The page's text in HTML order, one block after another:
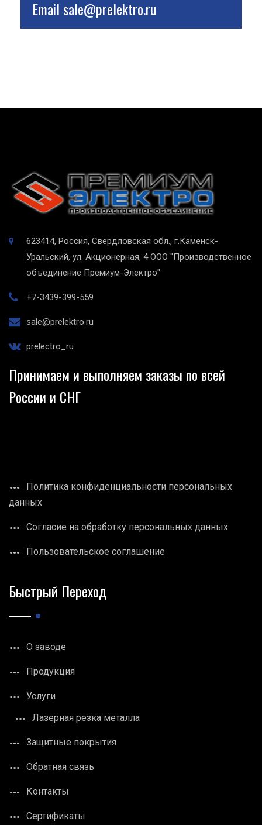
Emailsale@prelektro.ru
623414, Россия, Свердловская обл., г.Каменск-
Уральский, ул. Акционерная, 4 ООО "Производственное
объединение Премиум-Электро"
+7-3439-399-559
sale@prelektro.ru
prelectro_ru
Принимаем и выполняем заказы по всей
России и СНГ
Политика конфиденциальности персональных
данных
Согласие на обработку персональных данных
Пользовательское соглашение
Быстрый Переход
О заводе
Продукция
Услуги
Лазерная резка металла
Защитные покрытия
Обратная связь
Контакты
Сертификаты